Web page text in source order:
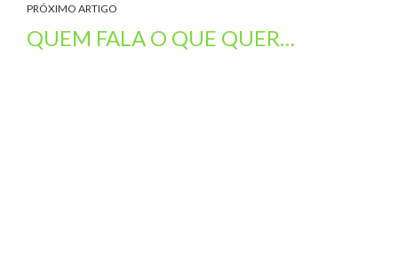
PRÓXIMO ARTIGO
QUEM FALA O QUE QUER…